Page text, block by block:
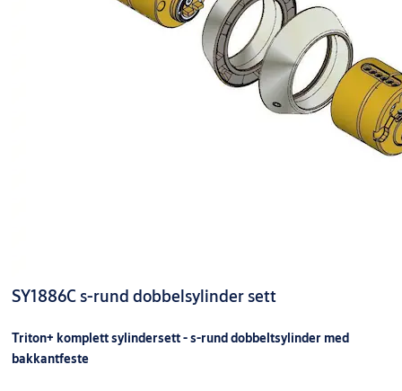
SY1886C s-rund dobbelsylinder sett
Triton+ komplett sylindersett - s-rund dobbeltsylinder med
bakkantfeste